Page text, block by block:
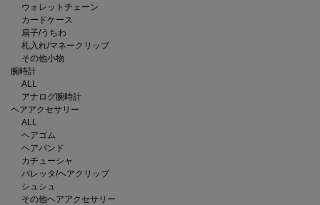
ウォレットチェーン
カードケース
扇子/うちわ
札入れ/マネークリップ
その他小物
腕時計
ALL
アナログ腕時計
ヘアアクセサリー
ALL
ヘアゴム
ヘアバンド
カチューシャ
バレッタ/ヘアクリップ
シュシュ
その他ヘアアクセサリー